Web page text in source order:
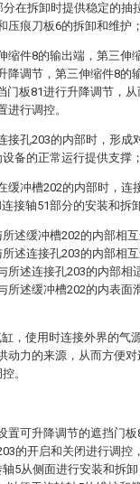
在拆卸时提供稳定的抽
压痕刀板6的拆卸和维护；
缩件8的输出端，第三伸
降调节，第三伸缩件8的
门板81进行升降调节，从
进行调控。
接孔203的内部时，形成
备的正常运行提供支撑；
缓冲槽202的内部时，连
接轴51部分的安装和拆卸
述缓冲槽202的内部相互
述连接孔203的内部相互
所述连接孔203的内部相
所述缓冲槽202的内表面
，使用时连接外界的气
动力的来源，从而方便
。
置可升降调节的遮挡门板
的开启和关闭进行调控
5从侧面进行安装和拆